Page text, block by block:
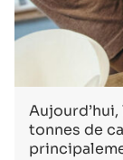
tonnes de